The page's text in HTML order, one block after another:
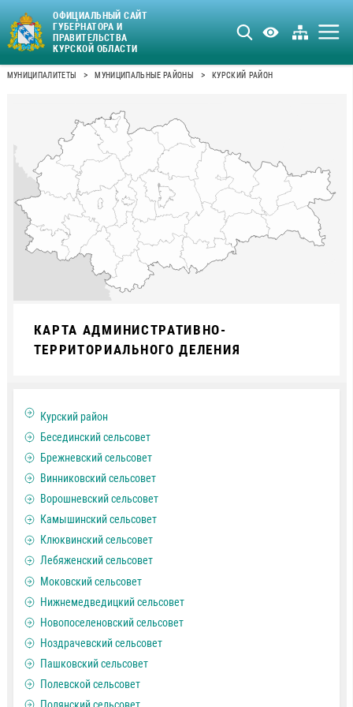
ОФИЦИАЛЬНЫЙ САЙТ
ГУБЕРНАТОРА И
ПРАВИТЕЛЬСТВА
КУРСКОЙ ОБЛАСТИ
МУНИЦИПАЛИТЕТЫ > МУНИЦИПАЛЬНЫЕ РАЙОНЫ > КУРСКИЙ РАЙОН
КАРТА АДМИНИСТРАТИВНО-
ТЕРРИТОРИАЛЬНОГО ДЕЛЕНИЯ
Курский район
Бесединский сельсовет
Брежневский сельсовет
Винниковский сельсовет
Ворошневский сельсовет
Камышинский сельсовет
Клюквинский сельсовет
Лебяженский сельсовет
Моковский сельсовет
Нижнемедведицкий сельсовет
Новопоселеновский сельсовет
Ноздрачевский сельсовет
Пашковский сельсовет
Полевской сельсовет